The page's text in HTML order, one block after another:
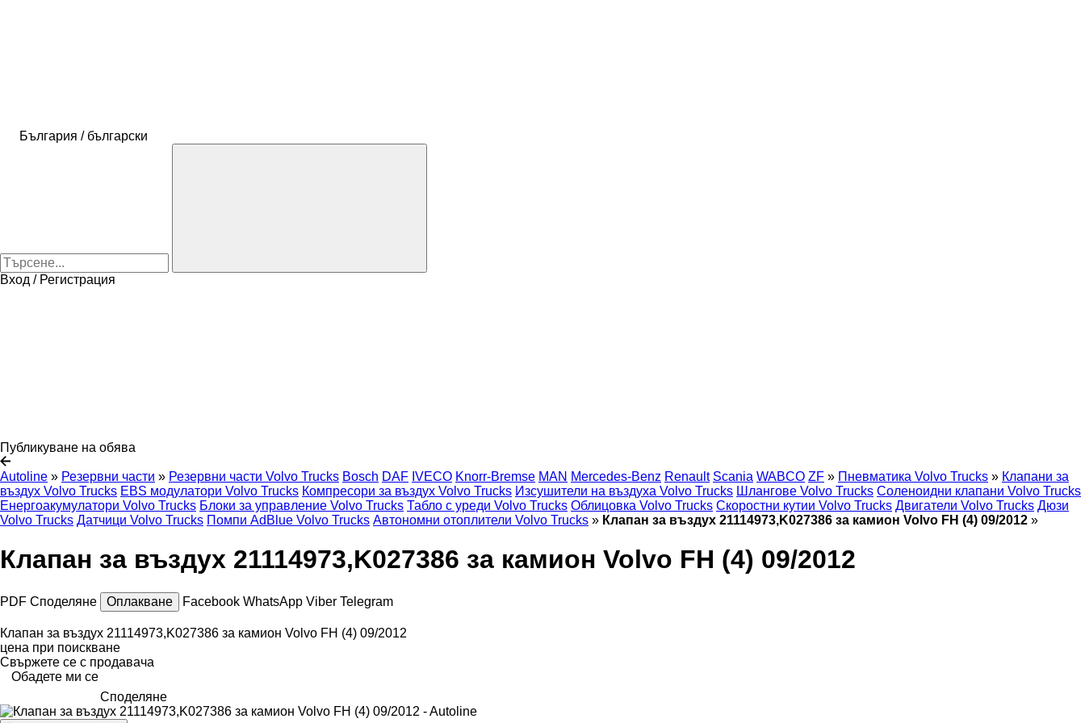
България / български
Вход / Регистрация
Публикуване на обява
Autoline » Резервни части » Резервни части Volvo Trucks Bosch DAF IVECO Knorr-Bremse MAN Mercedes-Benz Renault Scania WABCO ZF » Пневматика Volvo Trucks » Клапани за
въздух Volvo Trucks EBS модулатори Volvo Trucks Компресори за въздух Volvo Trucks Изсушители на въздуха Volvo Trucks Шлангове Volvo Trucks Соленоидни клапани Volvo Trucks
Енергоакумулатори Volvo Trucks Блоки за управление Volvo Trucks Табло с уреди Volvo Trucks Облицовка Volvo Trucks Скоростни кутии Volvo Trucks Двигатели Volvo Trucks Дюзи
Volvo Trucks Датчици Volvo Trucks Помпи AdBlue Volvo Trucks Автономни отоплители Volvo Trucks » Клапан за въздух 21114973,K027386 за камион Volvo FH (4) 09/2012 »
Клапан за въздух 21114973,K027386 за камион Volvo FH (4) 09/2012
PDF Споделяне Оплакване Facebook WhatsApp Viber Telegram
Клапан за въздух 21114973,K027386 за камион Volvo FH (4) 09/2012
цена при поискване
Свържете се с продавача
Обадете ми се
Споделяне